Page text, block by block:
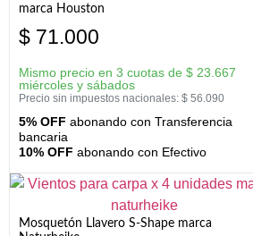
marca Houston
$ 71.000
Mismo precio en 3 cuotas de $ 23.667
miércoles y sábados
Precio sin impuestos nacionales: $ 56.090
5% OFF abonando con Transferencia
bancaria
10% OFF abonando con Efectivo
Mosquetón Llavero S-Shape marca